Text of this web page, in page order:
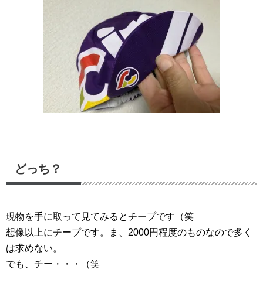
どっち？
現物を手に取って見てみるとチープです（笑
想像以上にチープです。ま、2000円程度のものなので多く
は求めない。
でも、チー・・・（笑